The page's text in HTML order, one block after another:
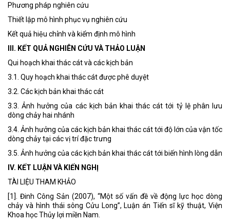
Phương pháp nghiên cứu
Thiết lập mô hình phục vụ nghiên cứu
Kết quả hiệu chỉnh và kiểm định mô hình
III. KẾT QUẢ NGHIÊN CỨU VÀ THẢO LUẬN
Qui hoạch khai thác cát và các kịch bản
3.1. Quy hoạch khai thác cát được phê duyệt
3.2. Các kịch bản khai thác cát
3.3. Ảnh hưởng của các kịch bản khai thác cát tới tỷ lệ phân lưu
dòng chảy hai nhánh
3.4. Ảnh hưởng của các kịch bản khai thác cát tới độ lớn của vận tốc
dòng chảy tại các vị trí đặc trưng
3.5. Ảnh hưởng của các kịch bản khai thác cát tới biến hình lòng dẫn
IV. KẾT LUẬN VÀ KIẾN NGHỊ
TÀI LIỆU THAM KHẢO
[1]. Đinh Công Sản (2007), “Một số vấn đề về động lực học dòng
chảy và hình thái sông Cửu Long”, Luận án Tiến sĩ kỹ thuật, Viện
Khoa học Thủy lợi miền Nam.